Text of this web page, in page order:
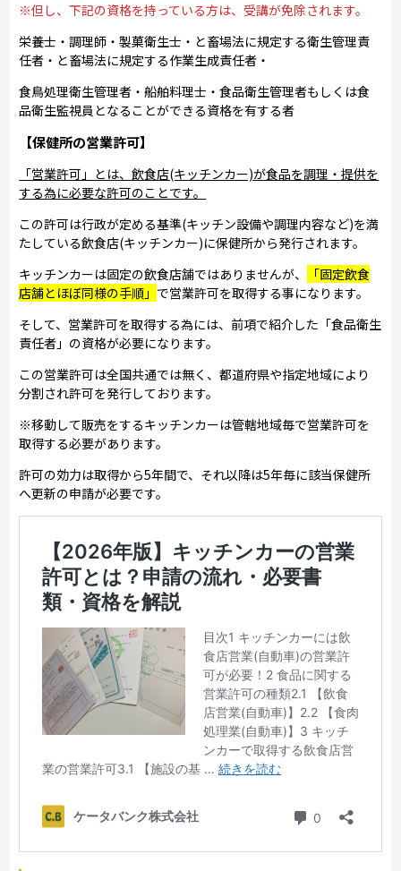
※但し、下記の資格を持っている方は、受講が免除されます。
栄養士・調理師・製菓衛生士・と畜場法に規定する衛生管理責
任者・と畜場法に規定する作業生成責任者・
食鳥処理衛生管理者・船舶料理士・食品衛生管理者もしくは食
品衛生監視員となることができる資格を有する者
【保健所の営業許可】
「営業許可」とは、飲食店(キッチンカー)が食品を調理・提供を
する為に必要な許可のことです。
この許可は行政が定める基準(キッチン設備や調理内容など)を満
たしている飲食店(キッチンカー)に保健所から発行されます。
キッチンカーは固定の飲食店舗ではありませんが、
「固定飲食
店舗とほぼ同様の手順」 で営業許可を取得する事になります。
そして、営業許可を取得する為には、前項で紹介した「食品衛生
責任者」の資格が必要になります。
この営業許可は全国共通では無く、都道府県や指定地域により
分割され許可を発行しております。
※移動して販売をするキッチンカーは管轄地域毎で営業許可を
取得する必要があります。
許可の効力は取得から5年間で、それ以降は5年毎に該当保健所
へ更新の申請が必要です。